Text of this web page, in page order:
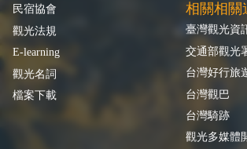
民宿協會
觀光法規
E-learning
觀光名詞
檔案下載
相關相關
臺灣觀光資
交通部觀光
台灣好行旅
台灣觀巴
台灣騎跡
觀光多媒體